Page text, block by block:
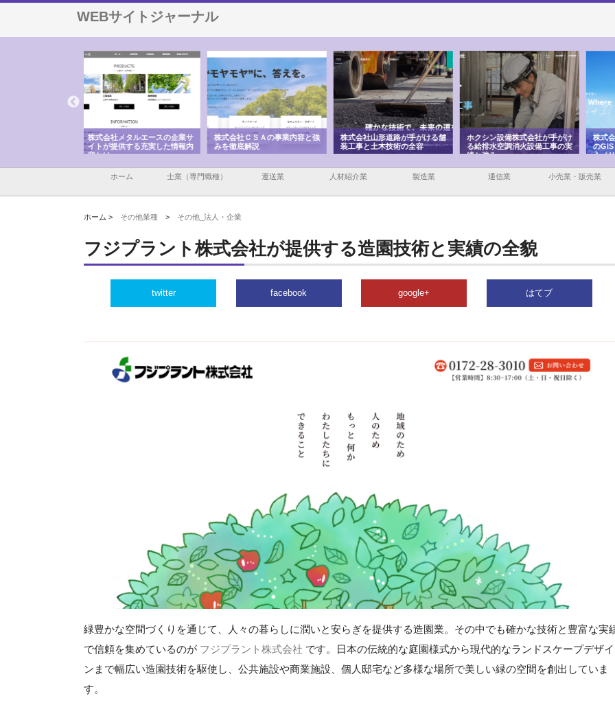
WEBサイトジャーナル
株式会社ＣＳＡの事業内容と強
みを徹底解説
株式会社山形道路が手がける舗
装工事と土木技術の全容
ホクシン設備株式会社が手がけ
る給排水空調消火設備工事の実
績と強み
株式会社東京シー・エム・シー
のGISインフラ管理システム導
入メリット
株
か
由
ホーム 士業（専門職種） 運送業 人材紹介業 製造業 通信業 小売業・販売業
ホーム > その他業種 > その他_法人・企業
フジプラント株式会社が提供する造園技術と実績の全貌
twitter facebook google+ はてブ
緑豊かな空間づくりを通じて、人々の暮らしに潤いと安らぎを提供する造園業。その中でも確かな技術と豊富な実
で信頼を集めているのが フジプラント株式会社 です。日本の伝統的な庭園様式から現代的なランドスケープデザイ
ンまで幅広い造園技術を駆使し、公共施設や商業施設、個人邸宅など多様な場所で美しい緑の空間を創出していま
す。